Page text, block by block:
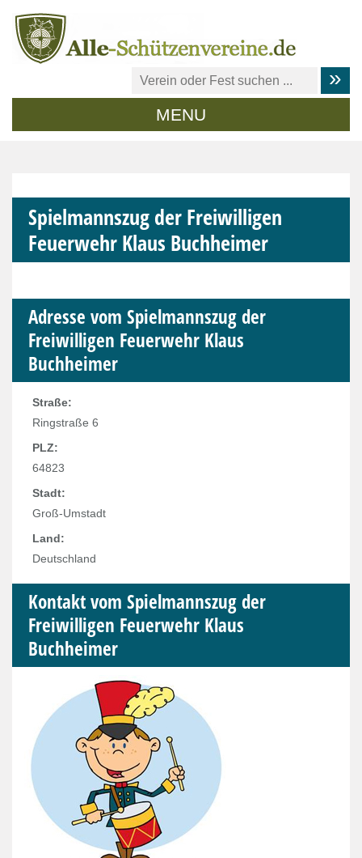
MENU
Spielmannszug der Freiwilligen
Feuerwehr Klaus Buchheimer
Adresse vom Spielmannszug der
Freiwilligen Feuerwehr Klaus
Buchheimer
Straße:
Ringstraße 6
PLZ:
64823
Stadt:
Groß-Umstadt
Land:
Deutschland
Kontakt vom Spielmannszug der
Freiwilligen Feuerwehr Klaus
Buchheimer